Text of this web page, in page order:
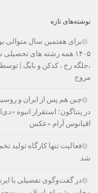
نوشته‌های تازه
برای هفتمین سال
۱۴۰۵ همه رشته های
،جلگه رخ ، کدکن و بایگ )
مروج
چین هم پس از ایران و
اقیانوس آرام +عکس
فعالیت تنها کارگاه
شد
در گفت‌وگوی تفصیلی با